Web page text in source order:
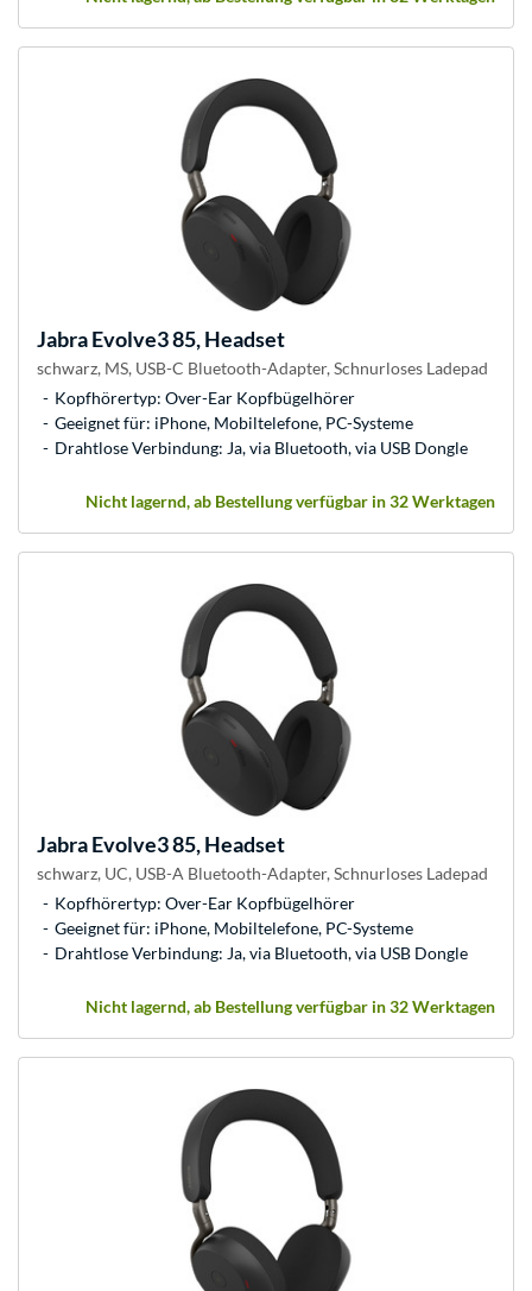
JabraEvolve3 85, Headset
schwarz, MS, USB-C Bluetooth-Adapter, Schnurloses Ladepad
Kopfhörertyp: Over-Ear Kopfbügelhörer
Geeignet für: iPhone, Mobiltelefone, PC-Systeme
Drahtlose Verbindung: Ja, via Bluetooth, via USB Dongle
Nicht lagernd, ab Bestellung verfügbar in 32 Werktagen
JabraEvolve3 85, Headset
schwarz, UC, USB-A Bluetooth-Adapter, Schnurloses Ladepad
Kopfhörertyp: Over-Ear Kopfbügelhörer
Geeignet für: iPhone, Mobiltelefone, PC-Systeme
Drahtlose Verbindung: Ja, via Bluetooth, via USB Dongle
Nicht lagernd, ab Bestellung verfügbar in 32 Werktagen